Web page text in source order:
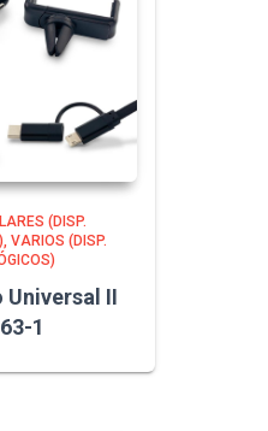
(DISP.
VARIOS (DISP.
Universal II
1